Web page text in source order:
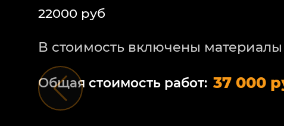
22000 руб
В стоимость включены материалы
Общая стоимость работ: 37 000